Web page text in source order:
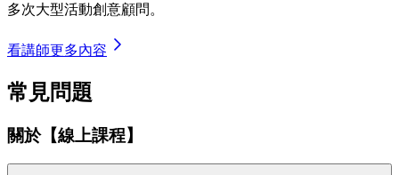
多次大型活動創意顧問。
看講師更多內容
常見問題
關於【線上課程】